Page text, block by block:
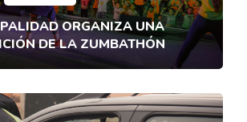
ORGANIZA UNA
DE LA ZUMBATHÓN